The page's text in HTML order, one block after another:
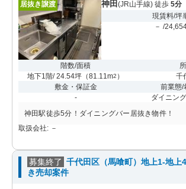
居抜き譲渡 神田 (JR山手線) 徒歩 5分
現賃料/坪
－ /
階数/面積
地下1階/ 24.54坪 （81.11m2 ）
千
敷金・保証金
-
前業態/
ダイニン
神田駅徒歩5分！ダイニングバー居抜き物件！
取扱会社: －
募集終了 千代田区（馬喰町）地上1-地上
き売却案件